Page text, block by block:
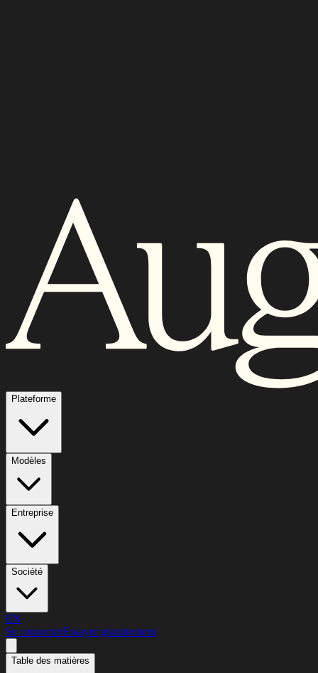
Plateforme
Modèles
Entreprise
Société
EN
Se connecterEssayer gratuitement
Table des matières